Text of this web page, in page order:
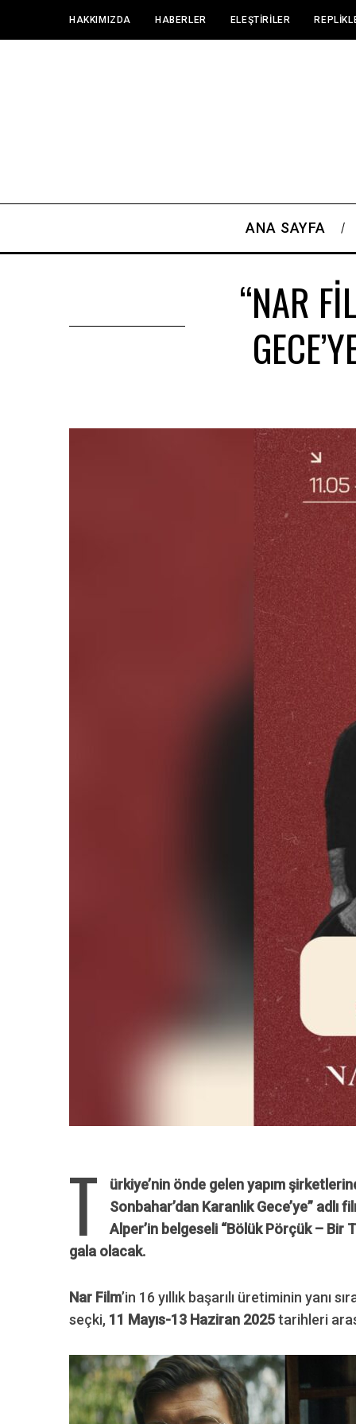
HAKKIMIZDA HABERLER ELEŞTIRILER
ANA SAYFA
“NAR
T
ürkiye’nin önde gelen yapım
Sonbahar’dan Karanlık Gece’ye” adlı
Alper’in belgeseli “Bölük Pörçük –
gala olacak.
Nar Film’in 16 yıllık başarılı üretiminin yanı
seçki, 11 Mayıs-13 Haziran 2025tarihleri